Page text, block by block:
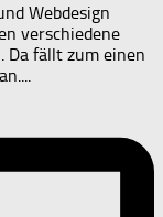
Webdesign
verschiedene
Da fällt zum einen